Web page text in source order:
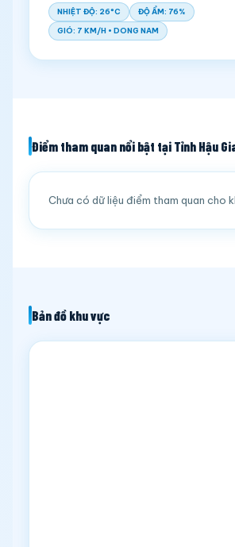
NHIỆT ĐỘ: 26°C ĐỘ ẨM: 76%
GIÓ: 7 KM/H • DONG NAM
Điểm tham quan nổi bật tại Tỉnh Hậu
Chưa có dữ liệu điểm tham quan cho
Bản đồ khu vực